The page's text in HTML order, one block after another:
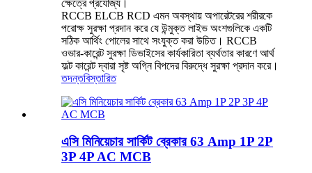
ক্ষেত্রে প্রযোজ্য।
RCCB ELCB RCD এমন অবস্থায় অপারেটরের শরীরকে
পরোক্ষ সুরক্ষা প্রদান করে যে উন্মুক্ত লাইভ অংশগুলিকে একটি
সঠিক আর্থিং পোলের সাথে সংযুক্ত করা উচিত। RCCB
ওভার-কারেন্ট সুরক্ষা ডিভাইসের কার্যকারিতা ব্যর্থতার কারণে আর্থ
ফল্ট কারেন্ট দ্বারা সৃষ্ট অগ্নি বিপদের বিরুদ্ধে সুরক্ষা প্রদান করে।
তদন্তবিস্তারিত
এসি মিনিয়েচার সার্কিট ব্রেকার 63 Amp 1P 2P
3P 4P AC MCB